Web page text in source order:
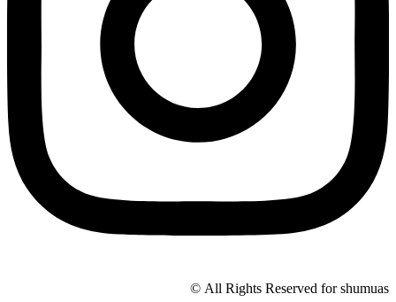
All Rights Reserved for shumuas ©